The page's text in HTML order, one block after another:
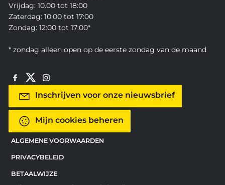
Vrijdag: 10.00 tot 18:00
Zaterdag: 10.00 tot 17:00
Zondag: 12:00 tot 17:00*
* zondag alleen open op de eerste zondag van de maand
Inschrijven voor onze nieuwsbrief
Mijn cookies beheren
ALGEMENE VOORWAARDEN
PRIVACYBELEID
BETAALWIJZE